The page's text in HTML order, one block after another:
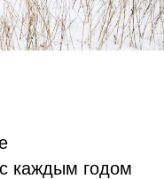
каждым годом